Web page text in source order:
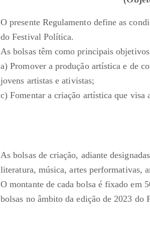
O presente Regulamento define as
do Festival Política.
As bolsas têm como principais
a) Promover a produção artística e de
jovens artistas e ativistas;
c) Fomentar a criação artística que visa
As bolsas de criação, adiante
literatura, música, artes performativas,
O montante de cada bolsa é fixado em
bolsas no âmbito da edição de 2023 do